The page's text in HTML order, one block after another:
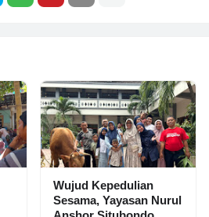
Wujud Kepedulian
Sesama, Yayasan Nurul